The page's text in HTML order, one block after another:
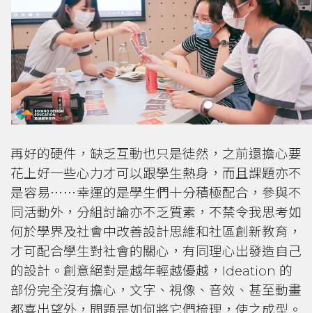
再好的硬件，缺乏互動也只是徒然，之前還擔心要
花上好一些心力才可以跟學生熱身，而且課題亦不
是容易⋯⋯幸運的是學生們十分積極配合，參與不
同活動外，分組討論亦不乏質素，不禁令我思考如
何於學界及社會中改善設計思維和社區創新教育，
才可配合學生對社會的關心，有同理心出發造自己
的設計。創意絕對是越年輕越優越，Ideation 的
部份完全沒有擔心，文字、視像、音效、甚至動畫
都喜出望外，問題是如何將它們梳理，使之成型。